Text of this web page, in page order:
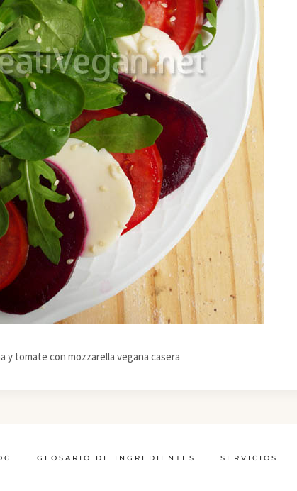
y tomate con mozzarella vegana casera
GLOSARIO DE INGREDIENTES SERVICIOS